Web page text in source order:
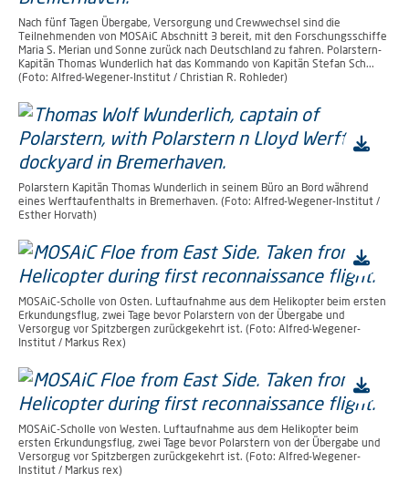
Nach fünf Tagen Übergabe, Versorgung und Crewwechsel sind die
Teilnehmenden von MOSAiC Abschnitt 3 bereit, mit den Forschungsschiffe
Maria S. Merian und Sonne zurück nach Deutschland zu fahren. Polarstern-
Kapitän Thomas Wunderlich hat das Kommando von Kapitän Stefan Sch...
(Foto: Alfred-Wegener-Institut / Christian R. Rohleder)
Polarstern Kapitän Thomas Wunderlich in seinem Büro an Bord während
eines Werftaufenthalts in Bremerhaven. (Foto: Alfred-Wegener-Institut /
Esther Horvath)
MOSAiC-Scholle von Osten. Luftaufnahme aus dem Helikopter beim ersten
Erkundungsflug, zwei Tage bevor Polarstern von der Übergabe und
Versorgug vor Spitzbergen zurückgekehrt ist. (Foto: Alfred-Wegener-
Institut / Markus Rex)
MOSAiC-Scholle von Westen. Luftaufnahme aus dem Helikopter beim
ersten Erkundungsflug, zwei Tage bevor Polarstern von der Übergabe und
Versorgug vor Spitzbergen zurückgekehrt ist. (Foto: Alfred-Wegener-
Institut / Markus rex)